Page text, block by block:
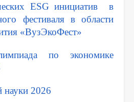
ESG инициатив в
фестиваля в области
«ВузЭкоФест»
по экономике
науки 2026